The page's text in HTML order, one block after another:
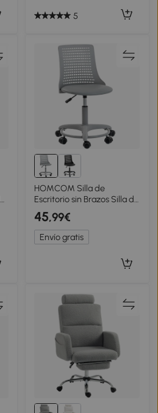
5
HOMCOM Silla de
Escritorio sin Brazos Silla de
Oficina Giratoria con
Respaldo Hueco Altura
Ajustable Gris
45,99€
Envío gratis